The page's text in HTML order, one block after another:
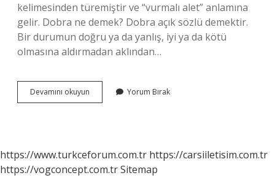
kelimesinden türemiştir ve “vurmalı alet” anlamına
gelir. Dobra ne demek? Dobra açık sözlü demektir.
Bir durumun doğru ya da yanlış, iyi ya da kötü
olmasına aldırmadan aklından…
Devamını okuyun Tokmakçı
Ne
Yorum Bırak
https://www.turkceforum.com.tr https://carsiiletisim.com.tr
https://vogconcept.com.trSitemap